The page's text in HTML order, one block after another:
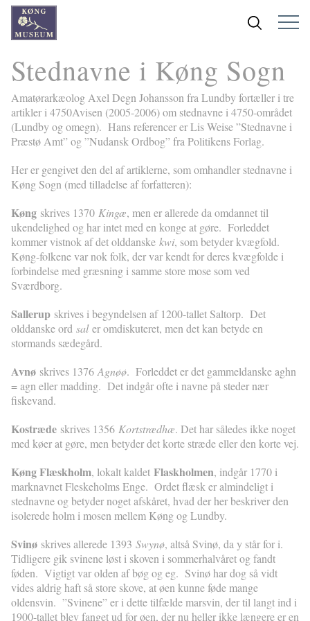
Stednavne i Køng Sogn
Amatørarkæolog Axel Degn Johansson fra Lundby fortæller i tre
artikler i 4750Avisen (2005-2006) om stednavne i 4750-området
(Lundby og omegn). Hans referencer er Lis Weise ”Stednavne i
Præstø Amt” og ”Nudansk Ordbog” fra Politikens Forlag.
Her er gengivet den del af artiklerne, som omhandler stednavne i
Køng Sogn (med tilladelse af forfatteren):
Køng skrives 1370 Kingæ, men er allerede da omdannet til
ukendelighed og har intet med en konge at gøre. Forleddet
kommer vistnok af det olddanske kwi, som betyder kvægfold.
Køng-folkene var nok folk, der var kendt for deres kvægfolde i
forbindelse med græsning i samme store mose som ved
Sværdborg.
Sallerup skrives i begyndelsen af 1200-tallet Saltorp. Det
olddanske ord saler omdiskuteret, men det kan betyde en
stormands sædegård.
Avnø skrives 1376 Agnøø. Forleddet er det gammeldanske aghn
= agn eller madding. Det indgår ofte i navne på steder nær
fiskevand.
Kostræde skrives 1356 Kortstrædhæ. Det har således ikke noget
med køer at gøre, men betyder det korte stræde eller den korte vej.
Køng Flæskholm, lokalt kaldet Flaskholmen, indgår 1770 i
marknavnet Fleskeholms Enge. Ordet flæsk er almindeligt i
stednavne og betyder noget afskåret, hvad der her beskriver den
isolerede holm i mosen mellem Køng og Lundby.
Svinø skrives allerede 1393 Swynø, altså Svinø, da y står for i.
Tidligere gik svinene løst i skoven i sommerhalvåret og fandt
føden. Vigtigt var olden af bøg og eg. Svinø har dog så vidt
vides aldrig haft så store skove, at øen kunne føde mange
oldensvin. ”Svinene” er i dette tilfælde marsvin, der til langt ind i
1900-tallet blev fanget ud for øen, der nu heller ikke længere er en